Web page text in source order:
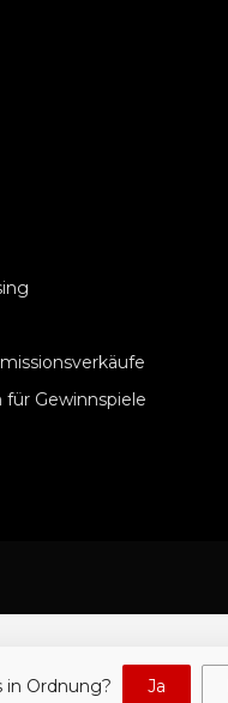
Gewinnspiele
in Ordnung? Ja